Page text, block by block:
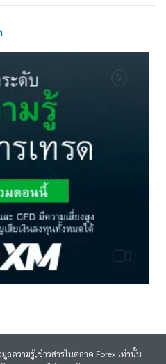
ลความรู้,ข่าวสารในตลาด Forex เท่านั้น